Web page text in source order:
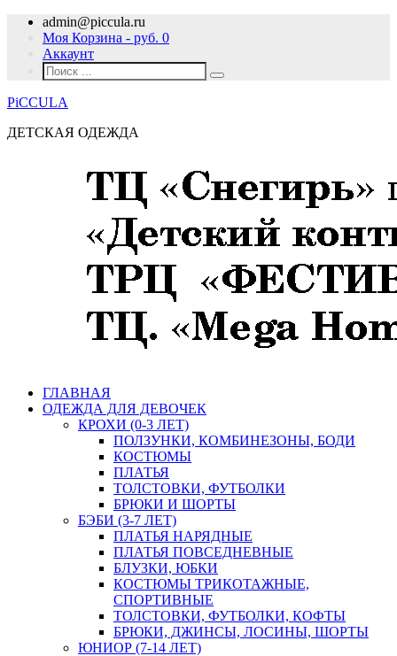
admin@piccula.ru
Моя Корзина - руб. 0
Аккаунт
PiCCULA
ДЕТСКАЯ ОДЕЖДА
ГЛАВНАЯ
ОДЕЖДА ДЛЯ ДЕВОЧЕК
КРОХИ (0-3 ЛЕТ)
ПОЛЗУНКИ, КОМБИНЕЗОНЫ, БОДИ
КОСТЮМЫ
ПЛАТЬЯ
ТОЛСТОВКИ, ФУТБОЛКИ
БРЮКИ И ШОРТЫ
БЭБИ (3-7 ЛЕТ)
ПЛАТЬЯ НАРЯДНЫЕ
ПЛАТЬЯ ПОВСЕДНЕВНЫЕ
БЛУЗКИ, ЮБКИ
КОСТЮМЫ ТРИКОТАЖНЫЕ,
СПОРТИВНЫЕ
ТОЛСТОВКИ, ФУТБОЛКИ, КОФТЫ
БРЮКИ, ДЖИНСЫ, ЛОСИНЫ, ШОРТЫ
ЮНИОР (7-14 ЛЕТ)